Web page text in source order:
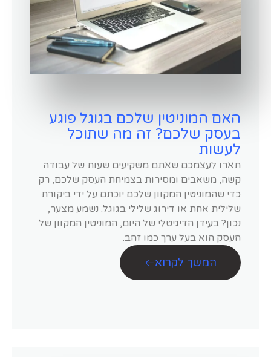
האם המוניטין שלכם בגוגל פוגע
בעסק שלכם? זה מה שתוכל
לעשות
תארו לעצמכם שאתם משקיעים שעות של עבודה
קשה, משאבים ומסירות בצמיחת העסק שלכם, רק
כדי שהמוניטין המקוון שלכם יוכתם על ידי ביקורת
שלילית אחת או דירוג שלילי בגוגל. נשמע מצער,
נכון? בעידן הדיגיטלי של היום, המוניטין המקוון של
העסק הוא בעל ערך כמו זהב.
המשך לקרוא